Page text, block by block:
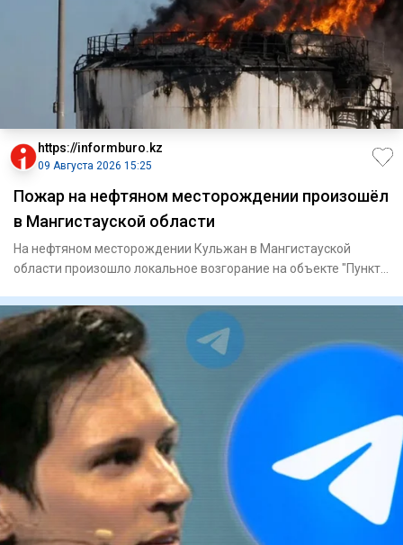
https://informburo.kz
09 Августа 2026 15:25
Пожар на нефтяном месторождении произошёл
в Мангистауской области
На нефтяном месторождении Кульжан в Мангистауской
области произошло локальное возгорание на объекте "Пункт